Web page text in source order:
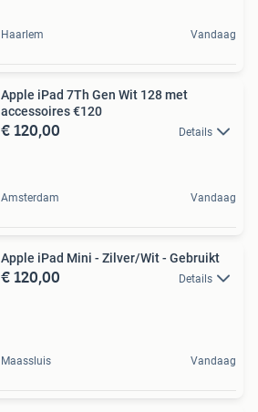
Haarlem Vandaag
Apple iPad 7Th Gen Wit 128 met
accessoires €120
€ 120,00 Details
Amsterdam Vandaag
Apple iPad Mini - Zilver/Wit - Gebruikt
€ 120,00 Details
Maassluis Vandaag